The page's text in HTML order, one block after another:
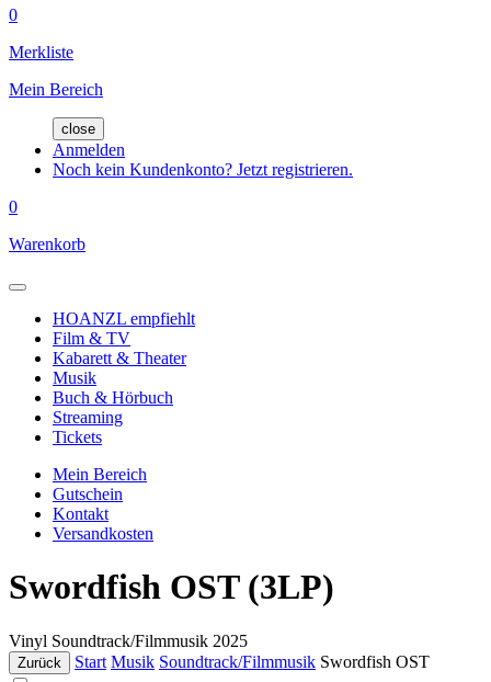
0
Merkliste
Mein Bereich
close
Anmelden
Noch kein Kundenkonto? Jetzt registrieren.
0
Warenkorb
HOANZL empfiehlt
Film & TV
Kabarett & Theater
Musik
Buch & Hörbuch
Streaming
Tickets
Mein Bereich
Gutschein
Kontakt
Versandkosten
Swordfish OST (3LP)
Vinyl Soundtrack/Filmmusik 2025
Zurück Start Musik Soundtrack/Filmmusik Swordfish OST